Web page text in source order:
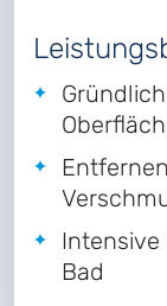
Intensive
Bad